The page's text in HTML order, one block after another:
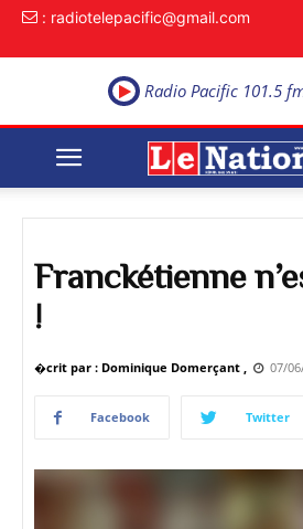
: radiotelepacific@gmail.com
Radio Pacific 101.5
Franckétienne
!
�crit par : Dominique Domerçant , 07/
Facebook Twitter